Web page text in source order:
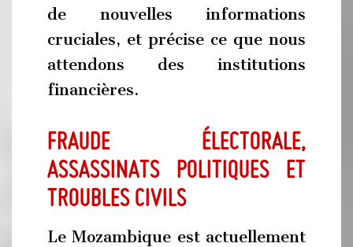
de nouvelles informations
cruciales, et précise ce que nous
attendons des institutions
financières.
Fraude électorale,
assassinats politiques et
troubles civils
Le Mozambique est actuellement